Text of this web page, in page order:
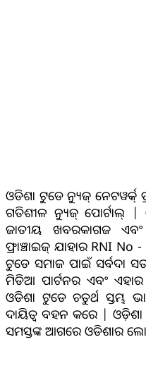
ଓଡିଶା ଟୁଡେ ନ୍ୟୁଜ୍ ନେଟୱର୍କ୍
ଗତିଶୀଳ ନ୍ୟୁଜ୍ ପୋର୍ଟାଲ୍
ଜାତୀୟ ଖବରକାଗଜ
ଫ୍ରାଞ୍ଚାଇଜ୍ ଯାହାର RNI
ଟୁଡେ ସମାଜ ପାଇଁ ସର୍ବଦା
ମିଡିଆ ପାର୍ଟନର ଏବଂ
ଓଡିଶା ଟୁଡେ ଚତୁର୍ଥ ସ୍ତମ୍ଭ
ଦାୟିତ୍ବ ବହନ କରେ | ଓଡ଼ିଶା
ସମସ୍ତଙ୍କ ଆଗରେ ଓଡିଶାର